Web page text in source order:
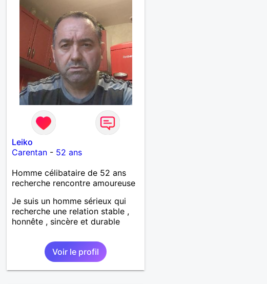
Leiko
Carentan - 52 ans
Homme célibataire de 52 ans
recherche rencontre amoureuse
Je suis un homme sérieux qui
recherche une relation stable ,
honnête , sincère et durable
Voir le profil